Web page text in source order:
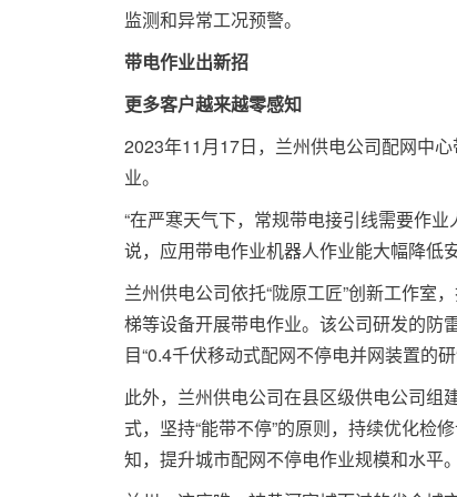
监测和异常工况预警。
带电作业出新招
更多客户越来越零感知
2023年11月17日，兰州供电公司配网中
业。
“在严寒天气下，常规带电接引线需要作
说，应用带电作业机器人作业能大幅降低
兰州供电公司依托“陇原工匠”创新工作室
梯等设备开展带电作业。该公司研发的防
目“0.4千伏移动式配网不停电并网装置的
此外，兰州供电公司在县区级供电公司组
式，坚持“能带不停”的原则，持续优化检
知，提升城市配网不停电作业规模和水平。